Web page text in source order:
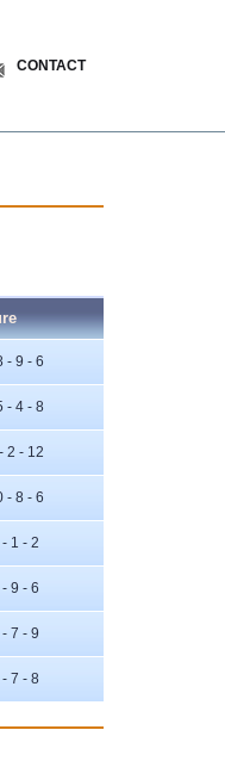
CONTACT
- 9 - 6
- 4 - 8
2 - 12
- 8 - 6
1 - 2
9 - 6
7 - 9
7 - 8